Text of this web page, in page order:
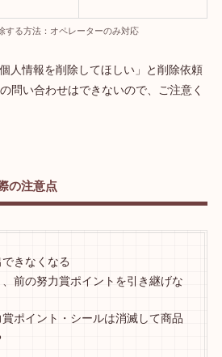
する方法：オペレーターのみ対応
人情報を削除してほしい」と削除依頼
問い合わせはできないので、ご注意く
の注意点
きなくなる
前の努力賞ポイントを引き継げな
ポイント・シールは消滅して商品